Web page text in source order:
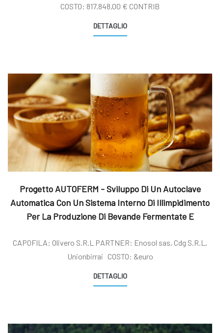
COSTO: 817.848,00 € CONTRIB
DETTAGLIO
Progetto AUTOFERM - Sviluppo Di Un Autoclave
Automatica Con Un Sistema Interno Di Illimpidimento
Per La Produzione Di Bevande Fermentate E
CAPOFILA: Olivero S.R.L PARTNER: Enosol sas, Cdg S.R.L,
Unionbirrai COSTO: &euro
DETTAGLIO